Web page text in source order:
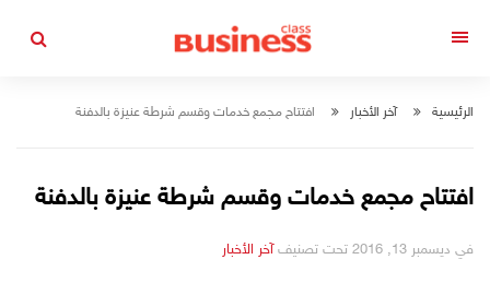
الرئيسية آخر الأخبار افتتاح مجمع خدمات وقسم شرطة عنيزة بالدفنة
افتتاح مجمع خدمات وقسم شرطة عنيزة بالدفنة
في ديسمبر 13, 2016 تحت تصنيف التصانيف
آخر الأخبار